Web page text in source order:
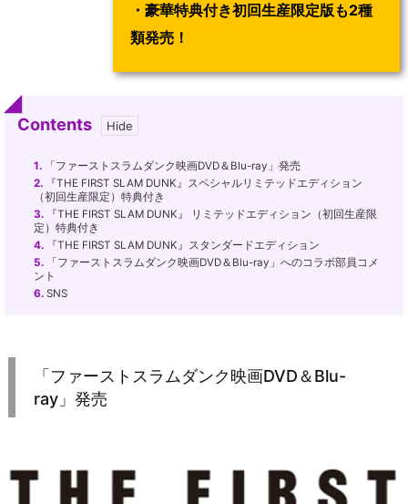
・豪華特典付き初回生産限定版も2種
類発売！
Contents
1. 「ファーストスラムダンク映画DVD＆Blu-ray」発売
2. 『THE FIRST SLAM DUNK』スペシャルリミテッドエディション
（初回生産限定）特典付き
3. 『THE FIRST SLAM DUNK』 リミテッドエディション（初回生産限
定）特典付き
4. 『THE FIRST SLAM DUNK』スタンダードエディション
5. 「ファーストスラムダンク映画DVD＆Blu-ray」へのコラボ部員コメ
ント
6. SNS
「ファーストスラムダンク映画DVD＆Blu-
ray」発売